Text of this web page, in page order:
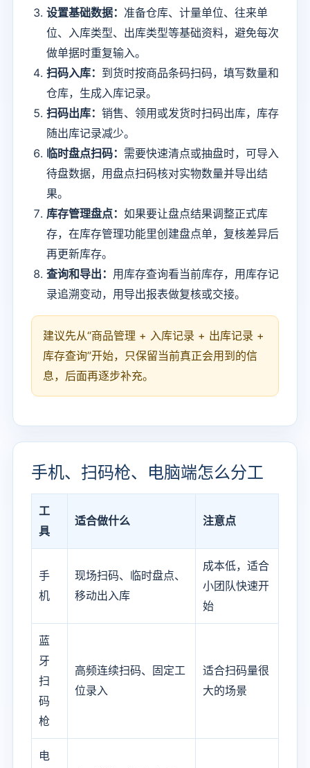
设置基础数据： 准备仓库、计量单位、往来单
位、入库类型、出库类型等基础资料，避免每次
做单据时重复输入。
扫码入库： 到货时按商品条码扫码，填写数量和
仓库，生成入库记录。
扫码出库： 销售、领用或发货时扫码出库，库存
随出库记录减少。
临时盘点扫码： 需要快速清点或抽盘时，可导入
待盘数据，用盘点扫码核对实物数量并导出结
果。
库存管理盘点： 如果要让盘点结果调整正式库
存，在库存管理功能里创建盘点单，复核差异后
再更新库存。
查询和导出： 用库存查询看当前库存，用库存记
录追溯变动，用导出报表做复核或交接。
建议先从“商品管理 + 入库记录 + 出库记录 +
库存查询”开始，只保留当前真正会用到的信
息，后面再逐步补充。
手机、扫码枪、电脑端怎么分工
工
具
适合做什么 注意点
手
机
现场扫码、临时盘点、
移动出入库
成本低，适合
小团队快速开
始
蓝
牙
扫
码
枪
高频连续扫码、固定工
位录入
适合扫码量很
大的场景
电